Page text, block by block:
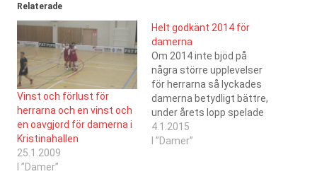
Relaterade
Vinst och förlust för
herrarna och en vinst och
en oavgjord för damerna i
Kristinahallen
25.1.2009
I ”Damer”
Helt godkänt 2014 för
damerna
Om 2014 inte bjöd på
några större upplevelser
för herrarna så lyckades
damerna betydligt bättre,
under årets lopp spelade
damerna 20 matcher i
förbundets serier. Av
4.1.2015
I ”Damer”